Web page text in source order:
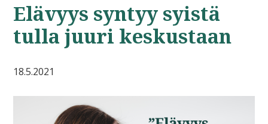
Elävyys syntyy syistä
tulla juuri keskustaan
18.5.2021